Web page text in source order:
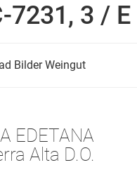
7231, 3 /
Bilder Weingut
EDETANA
Alta D.O.